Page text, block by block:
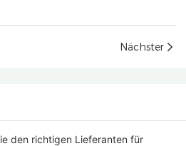
Nächster
den richtigen Lieferanten für